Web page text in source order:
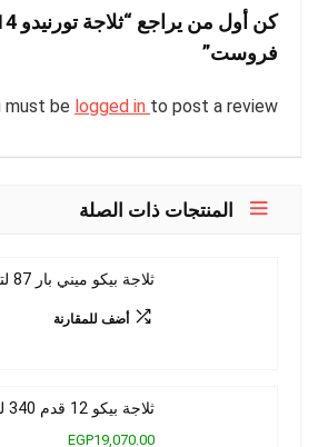
فروست”
must be logged in to post a review.
المنتجات ذات الصلة
ثلاجة بيكو ميني بار 87 لتر، باب قابل للعكس
أضف للمقارنة
ثلاجة بيكو 12 قدم 340 لتر
EGP19,070.00